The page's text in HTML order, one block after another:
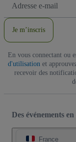
e-
Je m’inscris
En vous connectant ou
d'utilisationet
recevoir des
Des événements
France